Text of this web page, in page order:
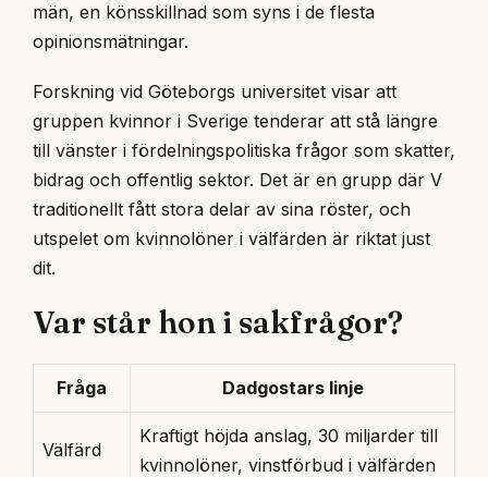
män, en könsskillnad som syns i de flesta
opinionsmätningar.
Forskning vid Göteborgs universitet visar att
gruppen kvinnor i Sverige tenderar att stå längre
till vänster i fördelningspolitiska frågor som skatter,
bidrag och offentlig sektor. Det är en grupp där V
traditionellt fått stora delar av sina röster, och
utspelet om kvinnolöner i välfärden är riktat just
dit.
Var står hon i sakfrågor?
Fråga Dadgostars linje
Välfärd
Kraftigt höjda anslag, 30 miljarder till
kvinnolöner, vinstförbud i välfärden